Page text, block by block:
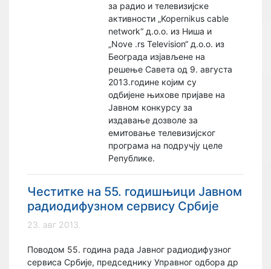
за радио и телевизијске
активности „Kopernikus cable
network“ д.о.о. из Ниша и
„Nove .rs Television“ д.о.о. из
Београда изјављене на
решење Савета од 9. августа
2013.године којим су
одбијене њихове пријаве на
Јавном конкурсу за
издавање дозволе за
емитовање телевизијског
програма на подручју целе
Републике.
Честитке на 55. годишњици Јавном
радиодифузном сервису Србије
23. авг 2013.
Поводом 55. година рада Јавног радиодифузног
сервиса Србије, председнику Управног одбора др